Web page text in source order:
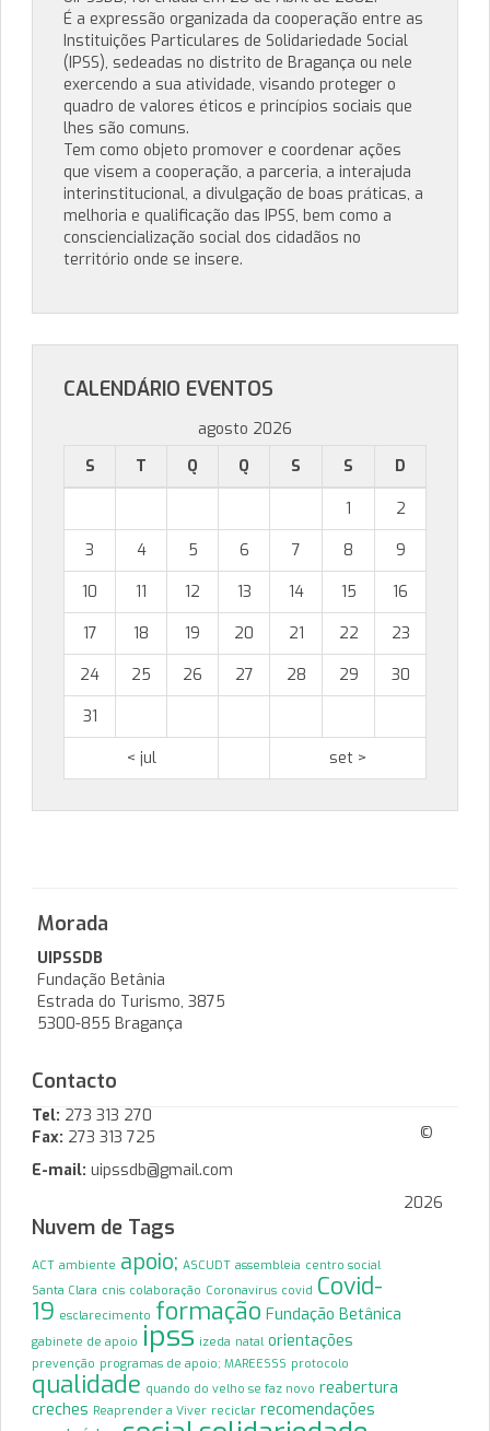
É a expressão organizada da cooperação entre as
Instituições Particulares de Solidariedade Social
(IPSS), sedeadas no distrito de Bragança ou nele
exercendo a sua atividade, visando proteger o
quadro de valores éticos e princípios sociais que
lhes são comuns.
Tem como objeto promover e coordenar ações
que visem a cooperação, a parceria, a interajuda
interinstitucional, a divulgação de boas práticas, a
melhoria e qualificação das IPSS, bem como a
consciencialização social dos cidadãos no
território onde se insere.
CALENDÁRIO EVENTOS
agosto 2026
S
T Q Q S S D
1
2
3
4 5 6 7 8
9
10
11 12 13 14 15
16
17
18 19 20 21 22
23
24
25 26 27 28 29
30
31
< jul
set >
Morada
UIPSSDB
Fundação Betânia
Estrada do Turismo, 3875
5300-855 Bragança
Contacto
Tel: 273 313 270
Fax: 273 313 725
E-mail: uipssdb@gmail.com
Nuvem de Tags
ACT ambiente apoio; ASCUDT assembleia centro social
Santa Clara cnis colaboração Coronavírus covid Covid-
19 esclarecimento formação Fundação Betânica
gabinete de apoio ipss izeda natal orientações
prevenção programas de apoio; MAREESSS protocolo
qualidade quando do velho se faz novo reabertura
creches Reaprender a Viver reciclar recomendações
©
2026